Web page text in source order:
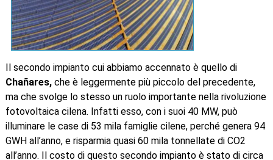
Il secondo impianto cui abbiamo accennato è quello di
Chañares,che è leggermente più piccolo del precedente,
ma che svolge lo stesso un ruolo importante nella rivoluzione
fotovoltaica cilena. Infatti esso, con i suoi 40 MW, può
illuminare le case di 53 mila famiglie cilene, perché genera 94
GWH all’anno, e risparmia quasi 60 mila tonnellate di CO2
all’anno. Il costo di questo secondo impianto è stato di circa